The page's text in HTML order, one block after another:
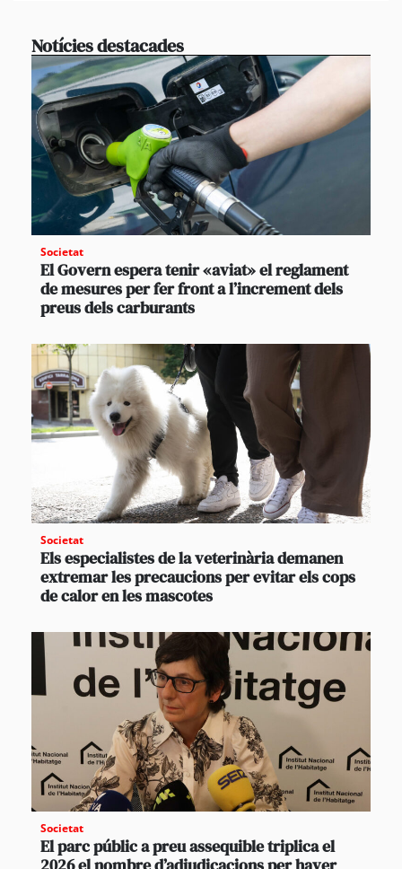
Notícies destacades
Societat
El Govern espera tenir «aviat» el reglament
de mesures per fer front a l’increment dels
preus dels carburants
Societat
Els especialistes de la veterinària demanen
extremar les precaucions per evitar els cops
de calor en les mascotes
Societat
El parc públic a preu assequible triplica el